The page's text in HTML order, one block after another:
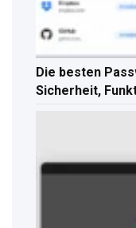
Die besten
Sicherheit,